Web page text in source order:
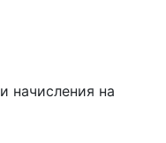
начисления на